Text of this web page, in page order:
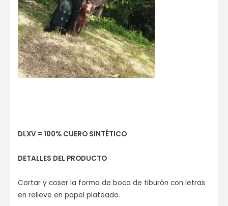
DLXV = 100% CUERO SINTÉTICO
DETALLES DEL PRODUCTO
Cortar y coser la forma de boca de tiburón con letras
en relieve en papel plateado.